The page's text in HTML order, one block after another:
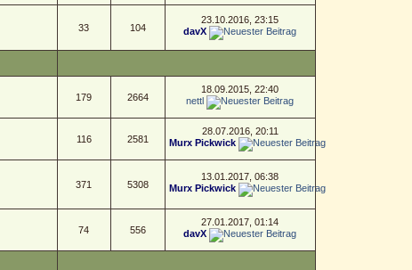
33 104
23.10.2016, 23:15
davX
179 2664
18.09.2015, 22:40
nettl
116 2581
28.07.2016, 20:11
Murx Pickwick
371 5308
13.01.2017, 06:38
Murx Pickwick
74 556
27.01.2017, 01:14
davX